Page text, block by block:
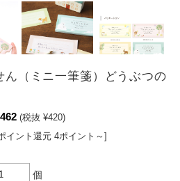
ん（ミニ一筆箋）どうぶつの
(税抜 ¥420)
イント還元 4ポイント～]
個